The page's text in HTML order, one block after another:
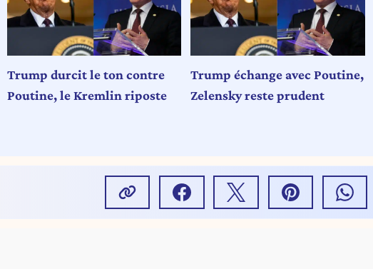
Trump durcit le ton contre
Poutine, le Kremlin riposte
Trump échange avec Poutine,
Zelensky reste prudent